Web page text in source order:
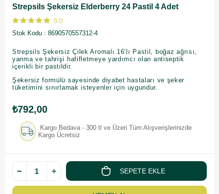
Strepsils Şekersiz Elderberry 24 Pastil 4 Adet
5.0
Stok Kodu
8690570557312-4
Strepsils Şekersiz Çilek Aromalı 16’lı Pastil, boğaz ağrısı,
yanma ve tahrişi hafifletmeye yardımcı olan antiseptik
içerikli bir pastildir.
Şekersiz formülü sayesinde diyabet hastaları ve şeker
tüketimini sınırlamak isteyenler için uygundur.
₺792,00
Kargo Bedava - 300 tl ve Üzeri Tüm Alışverişlerinizde
Kargo Ücretsiz